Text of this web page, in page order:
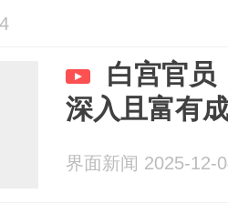
白宫官员
深入且富有
界面新闻 2025-12-